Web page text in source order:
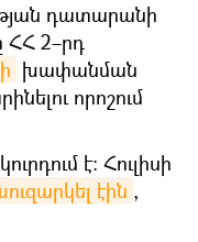
դատարանի
2–րդ
խափանման
որոշում
է։ Հուլիսի
էին ,